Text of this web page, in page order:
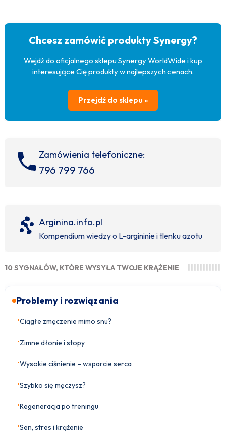
Chcesz zamówić produkty Synergy?
Wejdź do oficjalnego sklepu Synergy WorldWide i kup
interesujące Cię produkty w najlepszych cenach.
Przejdź do sklepu »
Zamówienia telefoniczne:
796 799 766
Arginina.info.pl
Kompendium wiedzy o L-argininie i tlenku azotu
10 SYGNAŁÓW, KTÓRE WYSYŁA TWOJE KRĄŻENIE
Problemy i rozwiązania
•Ciągłe zmęczenie mimo snu?
•Zimne dłonie i stopy
•Wysokie ciśnienie – wsparcie serca
•Szybko się męczysz?
•Regeneracja po treningu
•Sen, stres i krążenie